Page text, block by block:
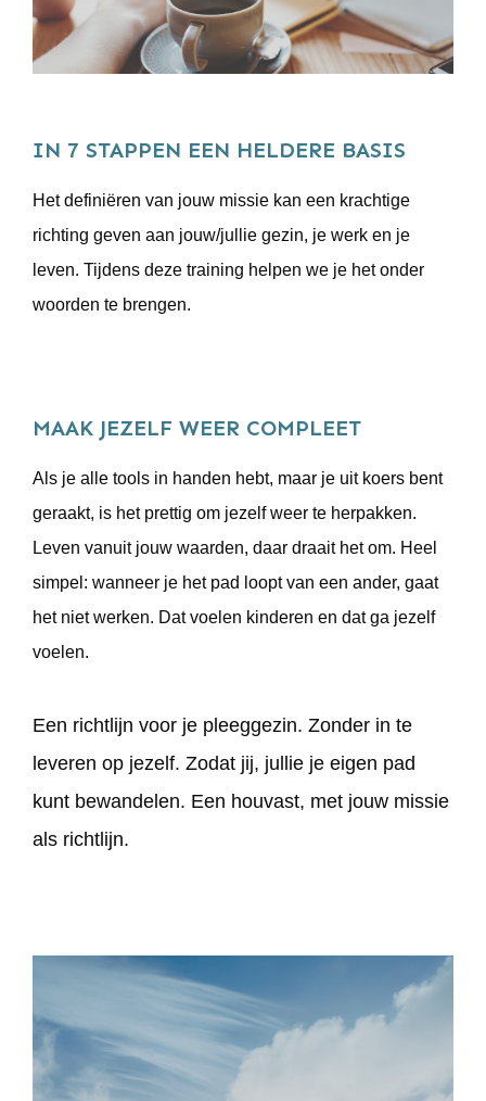
IN 7 STAPPEN EEN HELDERE BASIS
Het definiëren van jouw missie kan een krachtige
richting geven aan jouw/jullie gezin, je werk en je
leven. Tijdens deze training helpen we je het onder
woorden te brengen.
MAAK JEZELF WEER COMPLEET
Als je alle tools in handen hebt, maar je uit koers bent
geraakt, is het prettig om jezelf weer te herpakken.
Leven vanuit jouw waarden, daar draait het om. Heel
simpel: wanneer je het pad loopt van een ander, gaat
het niet werken. Dat voelen kinderen en dat ga jezelf
voelen.
Een richtlijn voor je pleeggezin. Zonder in te
leveren op jezelf. Zodat jij, jullie je eigen pad
kunt bewandelen. Een houvast, met jouw missie
als richtlijn.